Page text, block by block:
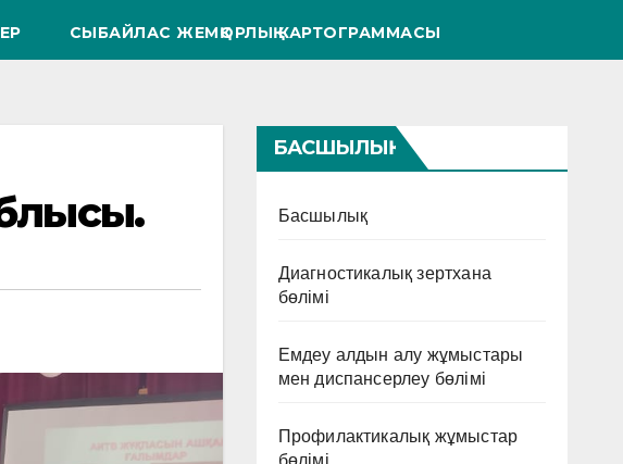
СЫБАЙЛАС ЖЕМҚОРЛЫҚ КАРТОГРАММАСЫ
БАСШЫЛЫҚ
Басшылық
Диагностикалық зертхана
бөлімі
Емдеу алдын алу жұмыстары
мен диспансерлеу бөлімі
Профилактикалық жұмыстар
бөлімі